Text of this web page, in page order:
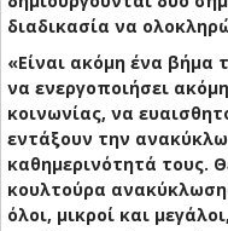
διαδικασία να
«Είναι ακόμη ένα βήμα
να ενεργοποιήσει
κοινωνίας, να
εντάξουν την
καθημερινότητά τους.
κουλτούρα
όλοι, μικροί και